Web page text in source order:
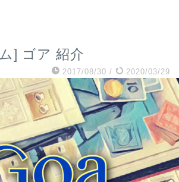
] ゴア 紹介
2017/08/30 / 2020/03/29